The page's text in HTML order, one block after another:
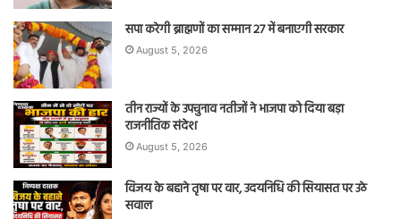
सपा करेगी ब्राह्मणों का सम्मान 27 में बनाएगी सरकार
August 5, 2026
तीन राज्यों के उपचुनाव नतीजों ने भाजपा को दिया बड़ा
राजनीतिक संदेश
August 5, 2026
विजय के बहाने तृषा पर वार, उदयनिधि की सियासत पर उठे
सवाल